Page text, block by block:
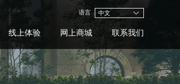
语言 中文
线上体验 网上商城 联系我们